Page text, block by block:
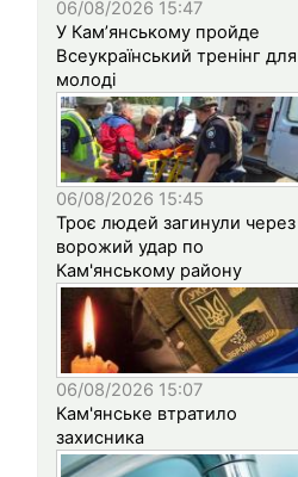
06/08/2026 15:47
У Кам’янському пройде
Всеукраїнський тренінг для
молоді
06/08/2026 15:45
Троє людей загинули через
ворожий удар по
Кам'янському району
06/08/2026 15:07
Кам'янське втратило
захисника